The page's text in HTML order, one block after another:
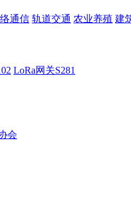
通信 轨道交通 农业养殖 建
LoRa网关S281
会